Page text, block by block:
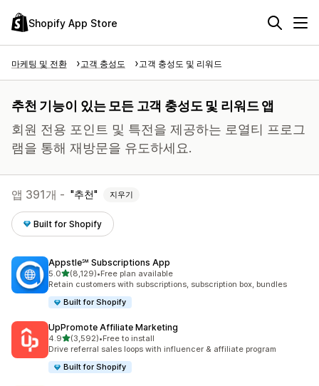
Shopify App Store
마케팅 및 전환 고객 충성도 고객 충성도 및 리워드
추천 기능이 있는 모든 고객 충성도 및 리워드 앱
회원 전용 포인트 및 특전을 제공하는 로열티 프로그
램을 통해 재방문을 유도하세요.
앱 391개 - 추천 지우기
Built for Shopify
Appstle℠ Subscriptions App
5.0별 5개 중
(8,129)
총 리뷰 8129개
•Free plan available
Retain customers with subscriptions, subscription box, bundles
Built for Shopify
UpPromote Affiliate Marketing
4.9별 5개 중
(3,592)
총 리뷰 3592개
•Free to install
Drive referral sales loops with influencer & affiliate program
Built for Shopify